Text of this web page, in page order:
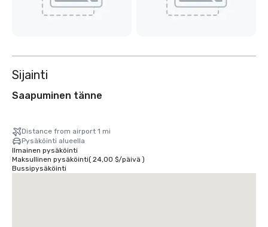
Sijainti
Saapuminen tänne
Distance from airport 1 mi
Pysäköinti alueella
Ilmainen pysäköinti
Maksullinen pysäköinti( 24,00 $/päivä )
Bussipysäköinti